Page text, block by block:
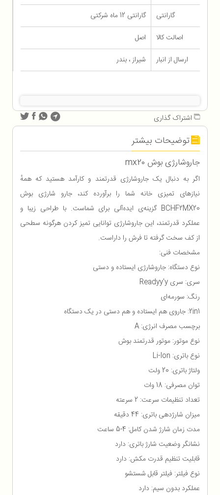
گارانتی
گارانتی 12 ماه شرکتی
اصالت کالا
اصل
ارسال از انبار
شیراز ، بندر
اشتراک گذاری
توضیحات بیشتر
جاروشارژی بوش mx20
اگر به دنبال یک جاروشارژی قدرتمند و کارآمد هستید که همهٔ
نیازهای تمیزی خانه شما را برآورده کند، جارو شارژی بوش
BCHF2MX20 گزینه‌ی ایده‌آلی برای شماست. با طراحی زیبا و
عملکرد قدرتمند، این جاروشارژی توانایی تمیز کردن هرگونه سطحی
از کف سخت گرفته تا فرش را داراست.
مشخصات فنی:
نوع دستگاه: جاروشارژی ایستاده و دستی
سری: سری Readyy'y
رنگ: سورمه‌ای
2in1: جاروی هم ایستاده و هم دستی در یک دستگاه
برچسب مصرف انرژی: A
نوع موتور: موتور قدرتمند بوش
نوع باتری: Li-Ion
ولتاژ باتری: 20 ولت
توان مصرفی: 18 وات
تعداد تنظیمات سرعت: 2 سرعته
میزان شارژدهی باتری: 44 دقیقه
مدت زمان شارژ شدن کامل: 4-5 ساعت
نشانگر وضعیت شارژ باتری: دارد
قابلیت تنظیم قدرت مکش: دارد
نوع فیلتر: فیلتر قابل شستشو
عملکرد بدون سیم: دارد